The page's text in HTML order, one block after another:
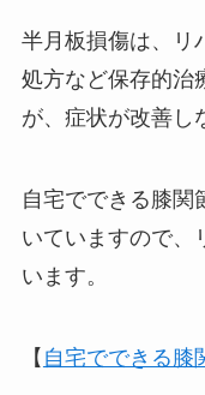
半月板損傷は、リ
処方など保存的治
が、症状が改善し
自宅でできる膝関
いていますので、
います。
【 自宅でできる